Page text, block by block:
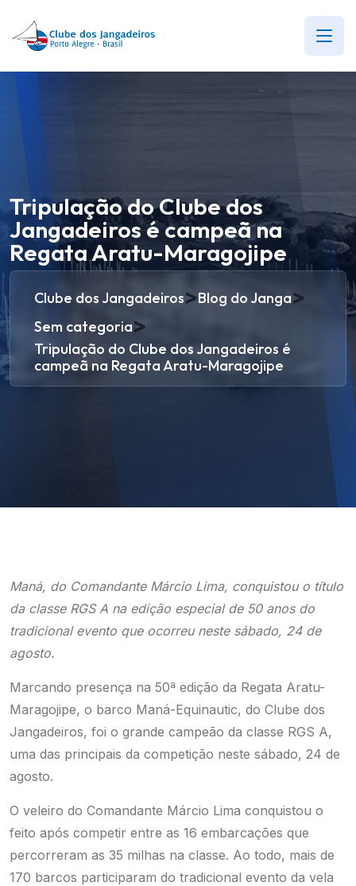
Tripulação do Clube dos
Jangadeiros é campeã na
Regata Aratu-Maragojipe
Clube dos Jangadeiros>Blog do Janga>
Sem categoria>
Tripulação do Clube dos Jangadeiros é
campeã na Regata Aratu-Maragojipe
Maná, do Comandante Márcio Lima, conquistou o título
da classe RGS A na edição especial de 50 anos do
tradicional evento que ocorreu neste sábado, 24 de
agosto.
Marcando presença na 50ª edição da Regata Aratu-
Maragojipe, o barco Maná-Equinautic, do Clube dos
Jangadeiros, foi o grande campeão da classe RGS A,
uma das principais da competição neste sábado, 24 de
agosto.
O veleiro do Comandante Márcio Lima conquistou o
feito após competir entre as 16 embarcações que
percorreram as 35 milhas na classe. Ao todo, mais de
170 barcos participaram do tradicional evento da vela